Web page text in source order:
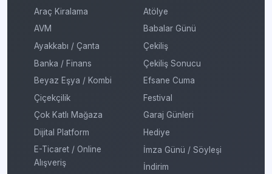
Araç Kiralama
AVM
Ayakkabı / Çanta
Banka / Finans
Beyaz Eşya / Kombi
Çiçekçilik
Çok Katlı Mağaza
Dijital Platform
E-Ticaret / Online
Alışveriş
Atölye
Babalar Günü
Çekiliş
Çekiliş Sonucu
Efsane Cuma
Festival
Garaj Günleri
Hediye
İmza Günü / Söyleşi
İndirim